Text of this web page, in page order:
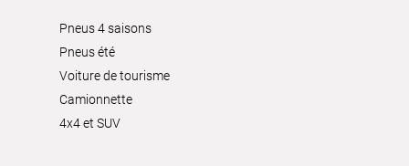
Pneus 4 saisons
Pneus été
Voiture de tourisme
Camionnette
4x4 et SUV